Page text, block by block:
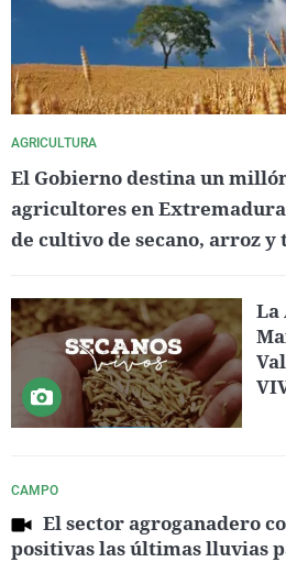
AGRICULTURA
El Gobierno destina un
agricultores en
de cultivo de secano, arroz y
La
CAMPO
El sector agroganadero
positivas las últimas lluvias